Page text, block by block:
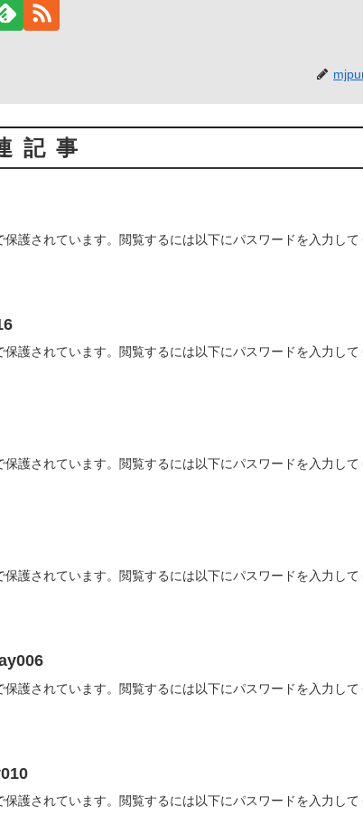
記事
護されています。閲覧するには以下にパスワードを入力して
護されています。閲覧するには以下にパスワードを入力して
護されています。閲覧するには以下にパスワードを入力して
護されています。閲覧するには以下にパスワードを入力して
護されています。閲覧するには以下にパスワードを入力して
護されています。閲覧するには以下にパスワードを入力して